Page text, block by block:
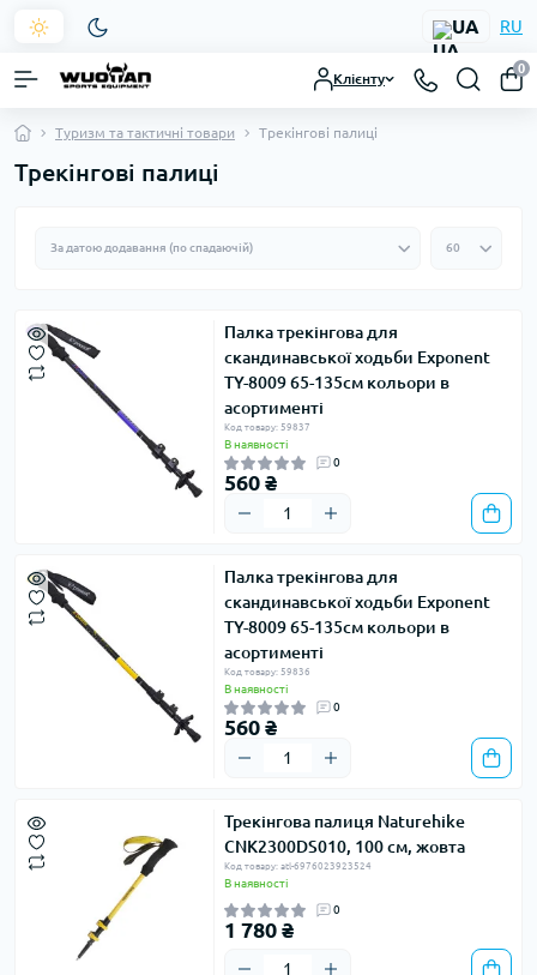
UA RU
Клієнту
0
Туризм та тактичні товари Трекінгові палиці
Трекінгові палиці
Палка трекінгова для
скандинавської ходьби Exponent
TY-8009 65-135см кольори в
асортименті
Код товару: 59837
В наявності
0
560 ₴
Палка трекінгова для
скандинавської ходьби Exponent
TY-8009 65-135см кольори в
асортименті
Код товару: 59836
В наявності
0
560 ₴
Трекінгова палиця Naturehike
CNK2300DS010, 100 см, жовта
Код товару: atl-6976023923524
В наявності
0
1 780 ₴